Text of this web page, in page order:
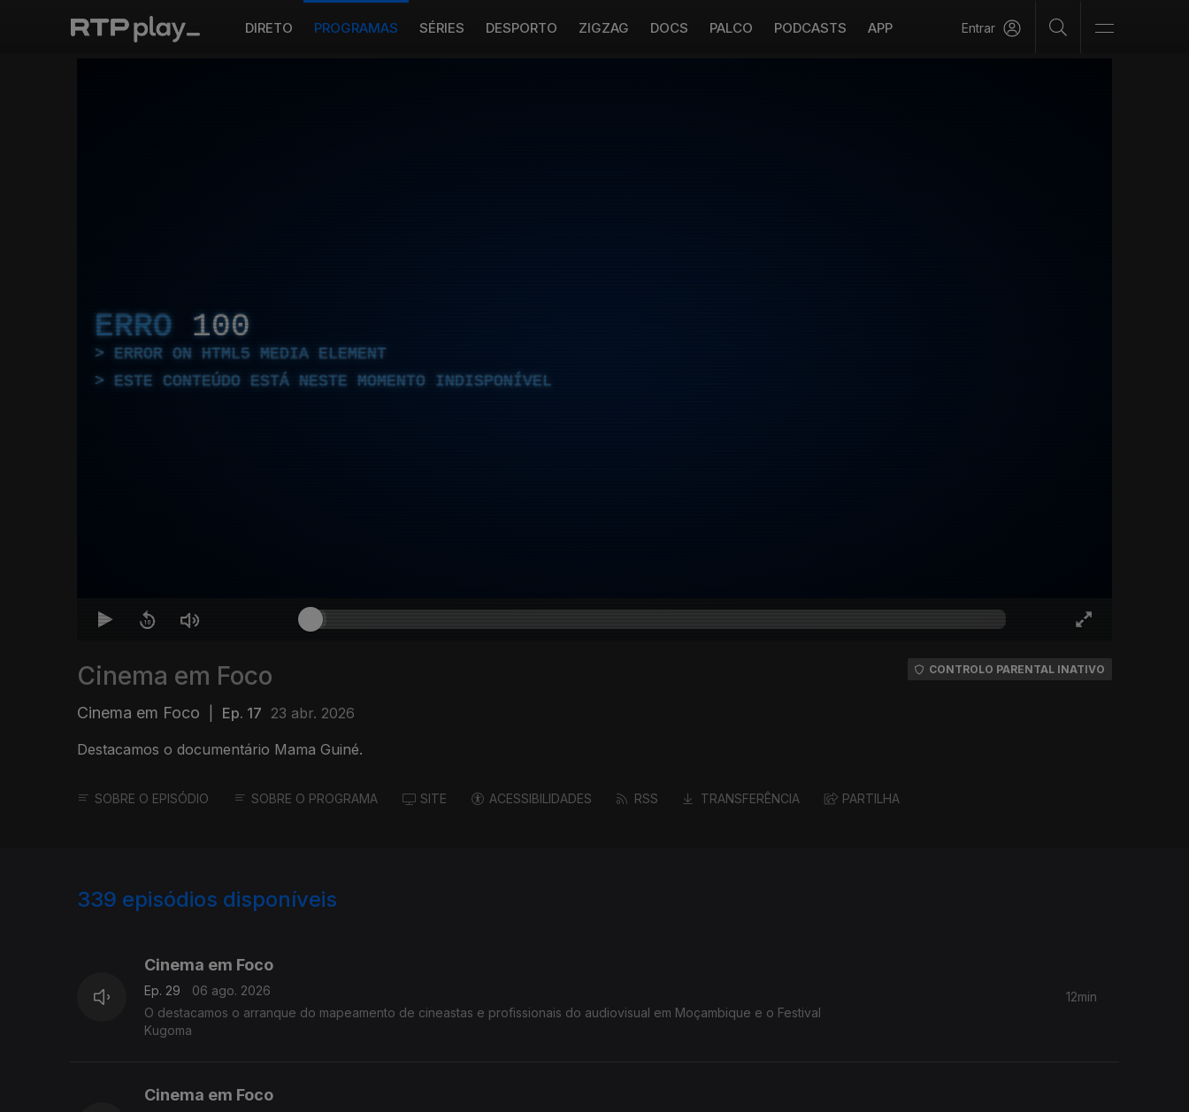
DIRETO PROGRAMAS SÉRIES DESPORTO ZIGZAG DOCS PALCO PODCASTS APP Entrar
ERRO 100
ERROR ON HTML5 MEDIA ELEMENT
ESTE CONTEÚDO ESTÁ NESTE MOMENTO INDISPONÍVEL
Cinema em Foco
Cinema em Foco Ep. 17 23 abr. 2026
Destacamos o documentário Mama Guiné.
CONTROLO PARENTAL INATIVO
SOBRE O EPISÓDIO SOBRE O PROGRAMA SITE ACESSIBILIDADES RSS TRANSFERÊNCIA PARTILHA
339 episódios disponíveis
Cinema em Foco
Ep. 29
06 ago. 2026
O destacamos o arranque do mapeamento de cineastas e profissionais do audiovisual em Moçambique e o Festival
Kugoma
12min
Cinema em Foco